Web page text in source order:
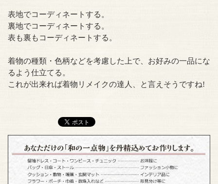
表地でコーディネートする。
裏地でコーディネートする。
表も裏もコーディネートする。
着物の種類・色柄などを考慮した上で、お好みの一品にな
るよう仕立てる。
これが出来れば着物リメイクの達人、と言えそうですね!